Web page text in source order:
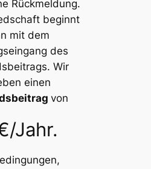
Rückmeldung.
beginnt
mit dem
des
Wir
einen
von
Jahr.